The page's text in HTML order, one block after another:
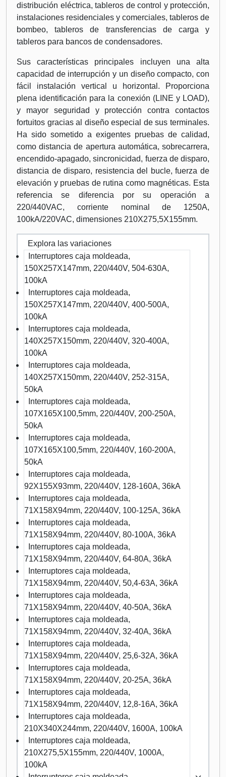
distribución eléctrica, tableros de control y protección,
instalaciones residenciales y comerciales, tableros de
bombeo, tableros de transferencias de carga y
tableros para bancos de condensadores.
Sus características principales incluyen una alta
capacidad de interrupción y un diseño compacto, con
fácil instalación vertical u horizontal. Proporciona
plena identificación para la conexión (LINE y LOAD),
y mayor seguridad y protección contra contactos
fortuitos gracias al diseño especial de sus terminales.
Ha sido sometido a exigentes pruebas de calidad,
como distancia de apertura automática, sobrecarrera,
encendido-apagado, sincronicidad, fuerza de disparo,
distancia de disparo, resistencia del bucle, fuerza de
elevación y pruebas de rutina como magnéticas. Esta
referencia se diferencia por su operación a
220/440VAC, corriente nominal de 1250A,
100kA/220VAC, dimensiones 210X275,5X155mm.
Explora las variaciones
Interruptores caja moldeada,
150X257X147mm, 220/440V, 504-630A,
100kA
Interruptores caja moldeada,
150X257X147mm, 220/440V, 400-500A,
100kA
Interruptores caja moldeada,
140X257X150mm, 220/440V, 320-400A,
100kA
Interruptores caja moldeada,
140X257X150mm, 220/440V, 252-315A,
50kA
Interruptores caja moldeada,
107X165X100,5mm, 220/440V, 200-250A,
50kA
Interruptores caja moldeada,
107X165X100,5mm, 220/440V, 160-200A,
50kA
Interruptores caja moldeada,
92X155X93mm, 220/440V, 128-160A, 36kA
Interruptores caja moldeada,
71X158X94mm, 220/440V, 100-125A, 36kA
Interruptores caja moldeada,
71X158X94mm, 220/440V, 80-100A, 36kA
Interruptores caja moldeada,
71X158X94mm, 220/440V, 64-80A, 36kA
Interruptores caja moldeada,
71X158X94mm, 220/440V, 50,4-63A, 36kA
Interruptores caja moldeada,
71X158X94mm, 220/440V, 40-50A, 36kA
Interruptores caja moldeada,
71X158X94mm, 220/440V, 32-40A, 36kA
Interruptores caja moldeada,
71X158X94mm, 220/440V, 25,6-32A, 36kA
Interruptores caja moldeada,
71X158X94mm, 220/440V, 20-25A, 36kA
Interruptores caja moldeada,
71X158X94mm, 220/440V, 12,8-16A, 36kA
Interruptores caja moldeada,
210X340X244mm, 220/440V, 1600A, 100kA
Interruptores caja moldeada,
210X275,5X155mm, 220/440V, 1000A,
100kA